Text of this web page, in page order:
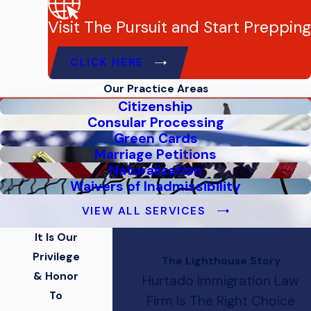
Visit The Pursuit and Start Prepping
CLICK HERE
Our Practice Areas
Citizenship
Consular Processing
Green Cards
Marriage Petitions
Naturalization
Waivers of Inadmissibility
VIEW ALL SERVICES
It Is Our
Privilege
& Honor
To
The Lighthouse Story
Hurtado Immigration Law
Firm Is The Right Choice